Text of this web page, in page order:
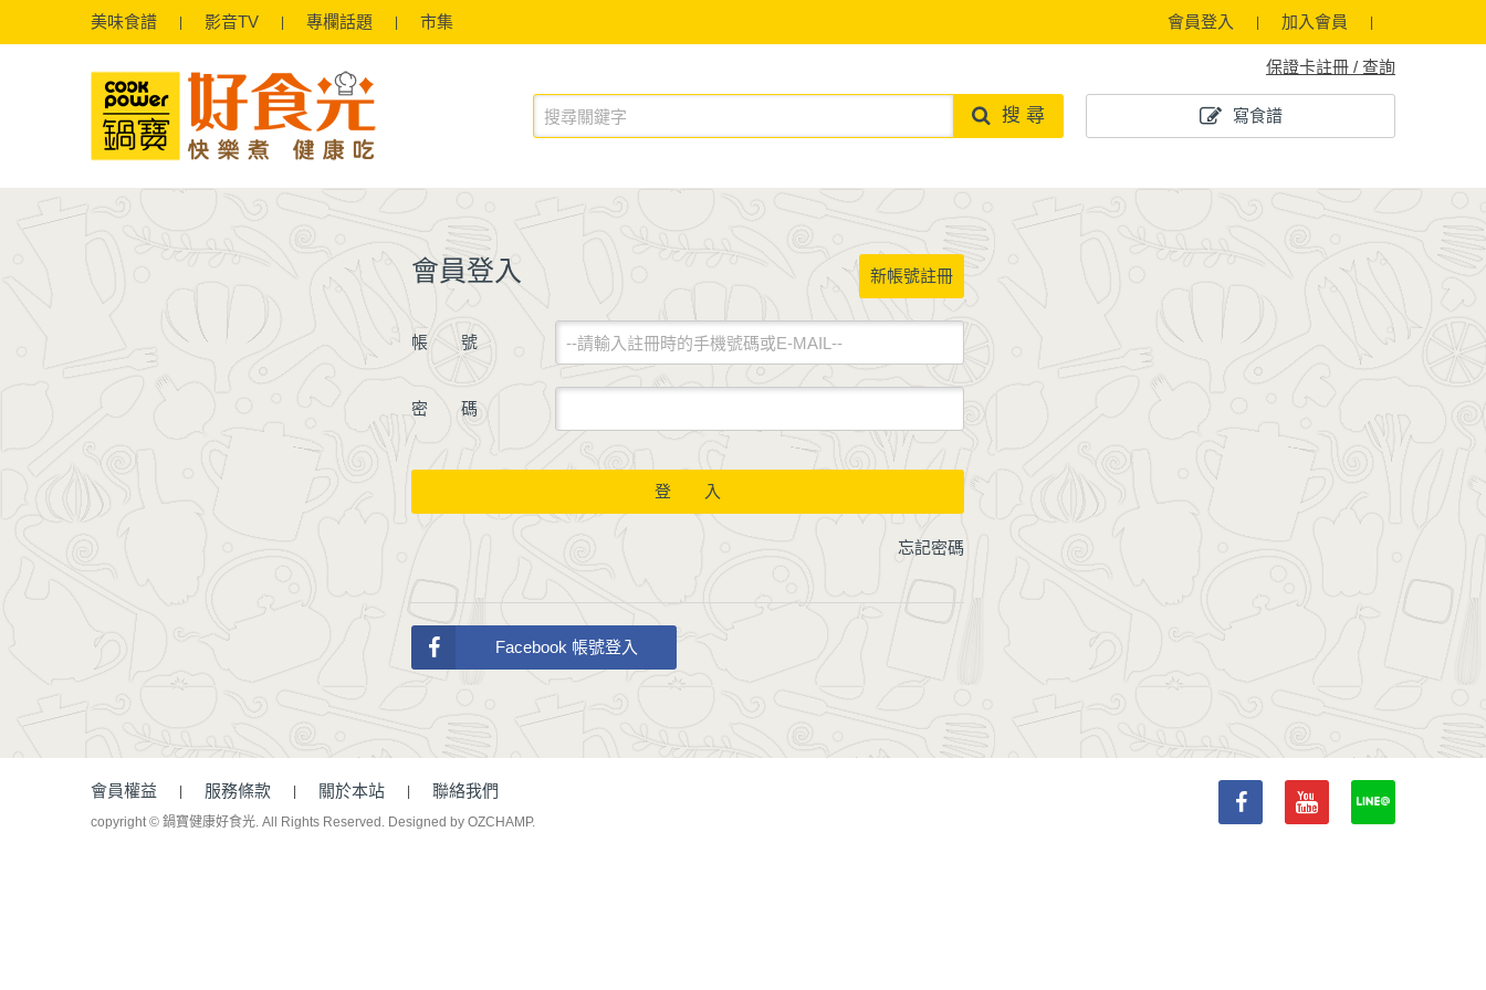
美味食譜 影音TV 專欄話題 市集 會員登入 加入會員
保證卡註冊 / 查詢
寫食譜
搜 尋
會員登入 新帳號註冊
帳 號
密 碼
登 入
忘記密碼
Facebook 帳號登入
會員權益 服務條款 關於本站 聯絡我們
copyright © 鍋寶健康好食光. All Rights Reserved. Designed by OZCHAMP.